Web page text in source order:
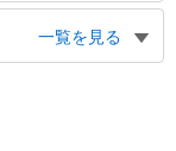
天堂医院、三楽病院、
お茶の水スクエアＡ
京都水道歴史館、神
一覧を見る